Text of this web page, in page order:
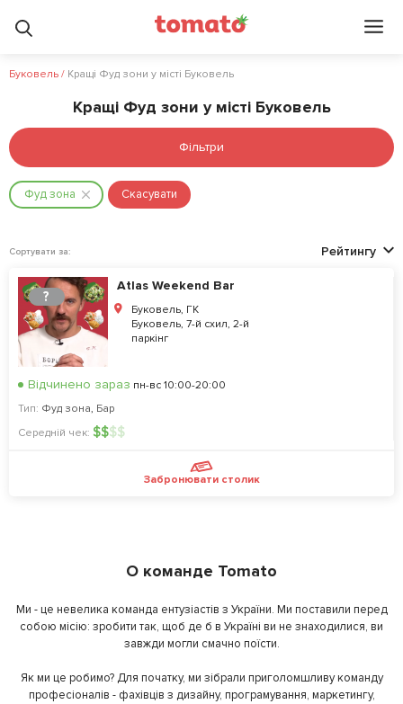
Буковель / Кращі Фуд зони у місті Буковель
Кращі Фуд зони у місті Буковель
Фільтри
Фуд зона Скасувати
Сортувати за: Рейтингу
?
Atlas Weekend Bar
Буковель, ГК
Буковель, 7-й схил, 2-й
паркінг
Відчинено зараз пн-вс 10:00-20:00
Тип: Фуд зона, Бар
Середній чек: $$$$
Забронювати столик
О команде Tomato
Ми - це невелика команда ентузіастів з України. Ми поставили перед
собою місію: зробити так, щоб де б в Україні ви не знаходилися, ви
завжди могли смачно поїсти.
Як ми це робимо? Для початку, ми зібрали приголомшливу команду
професіоналів - фахівців з дизайну, програмування, маркетингу,